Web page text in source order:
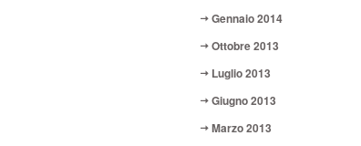
Gennaio 2014
Ottobre 2013
Luglio 2013
Giugno 2013
Marzo 2013